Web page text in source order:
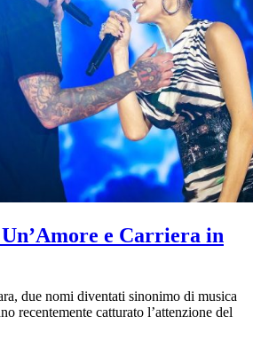
e Carriera in
due nomi diventati sinonimo di musica
recentemente catturato l’attenzione del